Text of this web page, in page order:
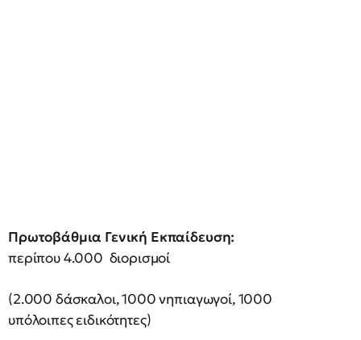
Πρωτοβάθμια Γενική Εκπαίδευση:
περίπου 4.000 διορισμοί
(2.000 δάσκαλοι, 1000 νηπιαγωγοί, 1000
υπόλοιπες ειδικότητες)